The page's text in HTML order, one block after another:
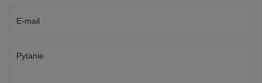
E-mail
Pytanie